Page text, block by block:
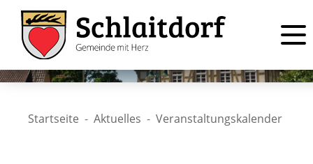
Startseite Aktuelles Veranstaltungskalender